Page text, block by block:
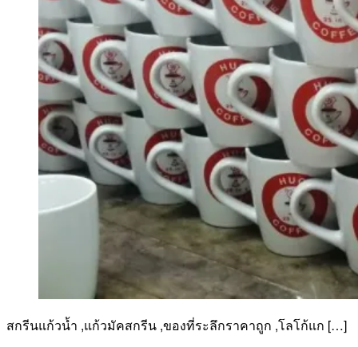
สกรีนแก้วน้ำ ,แก้วมัคสกรีน ,ของที่ระลึกราคาถูก ,โลโก้แก […]